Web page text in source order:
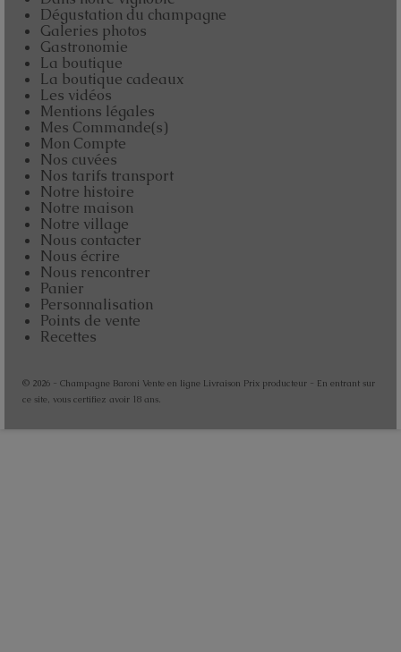
Dégustation du champagne
Galeries photos
Gastronomie
La boutique
La boutique cadeaux
Les vidéos
Mentions légales
Mes Commande(s)
Mon Compte
Nos cuvées
Nos tarifs transport
Notre histoire
Notre maison
Notre village
Nous contacter
Nous écrire
Nous rencontrer
Panier
Personnalisation
Points de vente
Recettes
© 2026 - Champagne Baroni Vente en ligne Livraison Prix producteur - En entrant sur
ce site, vous certifiez avoir 18 ans.